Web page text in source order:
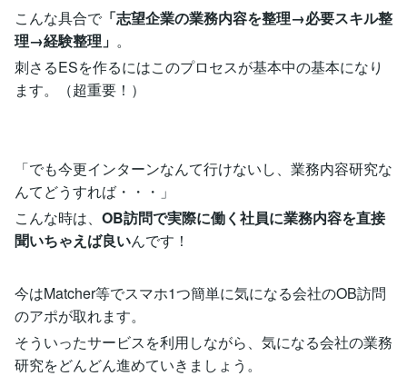
こんな具合で 「志望企業の業務内容を整理→必要スキル整
理→経験整理」 。
刺さるESを作るにはこのプロセスが基本中の基本になり
ます。（超重要！）
「でも今更インターンなんて行けないし、業務内容研究な
んてどうすれば・・・」
こんな時は、 OB訪問で実際に働く社員に業務内容を直接
聞いちゃえば良いんです！
今はMatcher等でスマホ1つ簡単に気になる会社のOB訪問
のアポが取れます。
そういったサービスを利用しながら、気になる会社の業務
研究をどんどん進めていきましょう。